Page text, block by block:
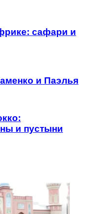
сафари и
и Паэлья
и пустыни